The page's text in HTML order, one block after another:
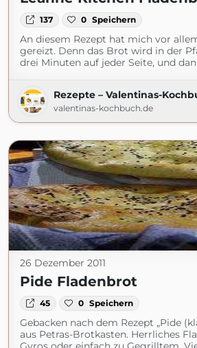
137 0 Speichern
An diesem Rezept hat mich vor
gereizt. Denn das Brot wird in der
drei Minuten auf jeder Seite, und
Rezepte – Valentinas-
valentinas-kochbuch.de
26 Dezember 2011
Pide Fladenbrot
45 0 Speichern
Gebacken nach dem Rezept „Pide
aus Petras-Brotkasten. Herrliches